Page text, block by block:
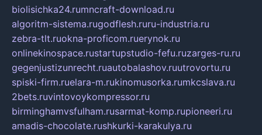
biolisichka24.rumncraft-download.ru
algoritm-sistema.rugodflesh.ruru-industria.ru
zebra-tlt.ruokna-proficom.ruerynok.ru
onlinekinospace.rustartupstudio-fefu.ruzarges-ru.ru
gegenjustizunrecht.ruautobalashov.ruutrovortu.ru
spiski-firm.ruelara-m.rukinomusorka.rumkcslava.ru
2bets.ruvintovoykompressor.ru
birminghamvsfulham.rusarmat-komp.rupioneeri.ru
amadis-chocolate.rushkurki-karakulya.ru